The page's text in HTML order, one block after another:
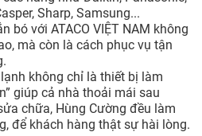
Sharp, Samsung...
bó với ATACO VIỆT NAM không
mà còn là cách phục vụ tận
không chỉ là thiết bị làm
giúp cả nhà thoải mái sau
chữa, Hùng Cường đều làm
để khách hàng thật sự hài lòng.